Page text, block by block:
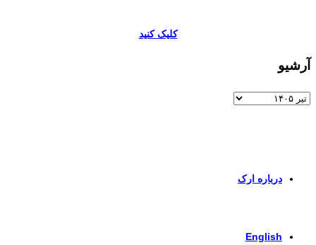
کلیک کنید
آرشیو
آرشیو
درباره ارک
English